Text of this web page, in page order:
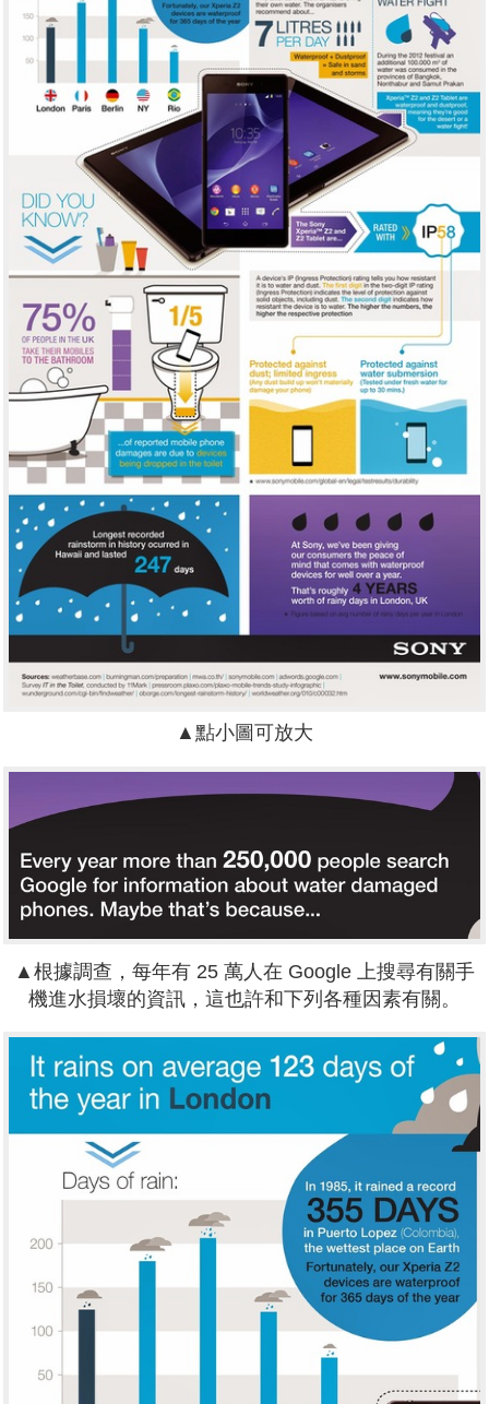
▲點小圖可放大
▲根據調查，每年有 25 萬人在 Google 上搜尋有關手
機進水損壞的資訊，這也許和下列各種因素有關。